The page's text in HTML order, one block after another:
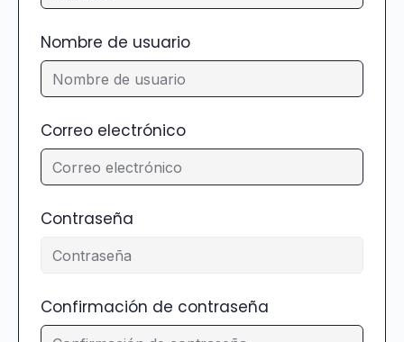
Nombre de usuario
Correo electrónico
Contraseña
Confirmación de contraseña